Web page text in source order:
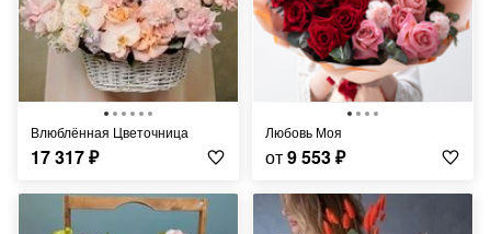
Влюблённая Цветочница
17 317₽
Любовь Моя
от9 553₽